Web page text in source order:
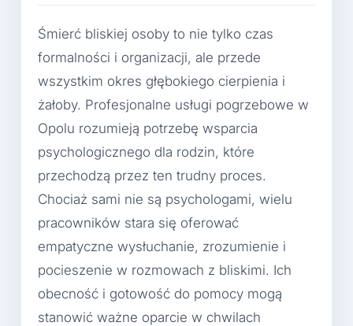
Śmierć bliskiej osoby to nie tylko czas
formalności i organizacji, ale przede
wszystkim okres głębokiego cierpienia i
żałoby. Profesjonalne usługi pogrzebowe w
Opolu rozumieją potrzebę wsparcia
psychologicznego dla rodzin, które
przechodzą przez ten trudny proces.
Chociaż sami nie są psychologami, wielu
pracowników stara się oferować
empatyczne wysłuchanie, zrozumienie i
pocieszenie w rozmowach z bliskimi. Ich
obecność i gotowość do pomocy mogą
stanowić ważne oparcie w chwilach